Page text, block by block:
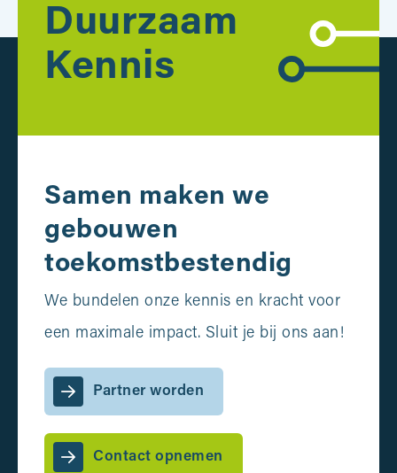
Duurzaam
Kennis
Samen maken we
gebouwen
toekomstbestendig
We bundelen onze kennis en kracht voor
een maximale impact. Sluit je bij ons aan!
Partner worden
Contact opnemen